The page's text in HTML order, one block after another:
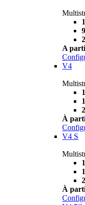
A
V4
À
V4 S
À